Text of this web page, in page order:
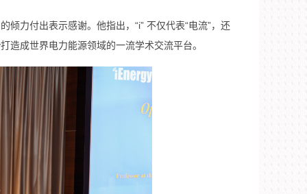
力付出表示感谢。他指出，“i” 不仅代表“电流”，还
造成世界电力能源领域的一流学术交流平台。